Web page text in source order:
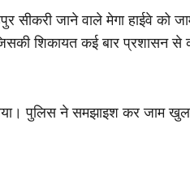
जाने वाले मेगा हाईवे को
शिकायत कई बार प्रशासन से
पुलिस ने समझाइश कर जाम